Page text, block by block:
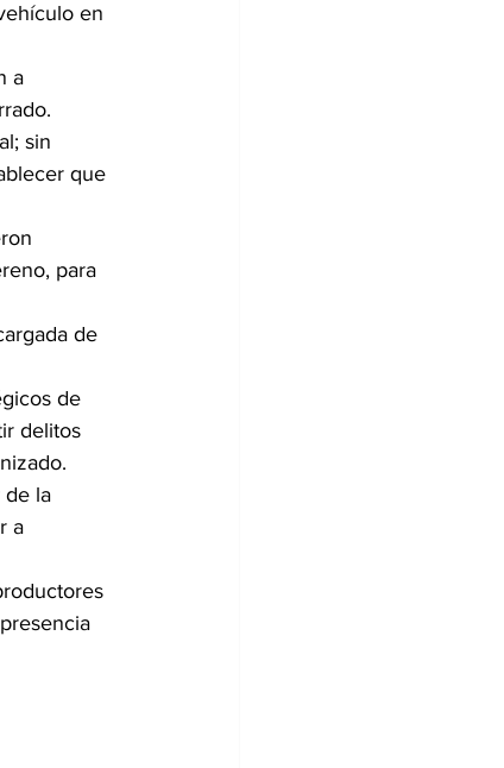
en
a
sin
que
para
de
de
delitos
de la
a